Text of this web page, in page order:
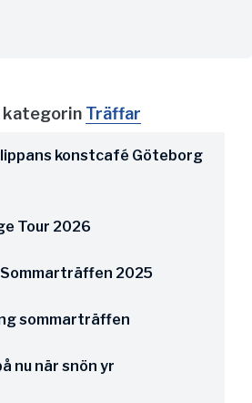
kategorin Träffar
konstcafé Göteborg
Tour 2026
2025
sommarträffen
nu när snön yr